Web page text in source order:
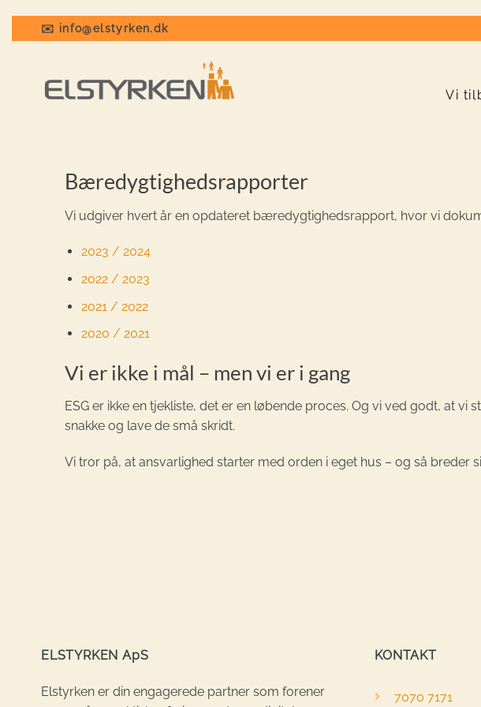
✉️ info@elstyrken.dk
Vi
Bæredygtighedsrapporter
Vi udgiver hvert år en opdateret bæredygtighedsrapport, hvor vi
2023 / 2024
2022 / 2023
2021 / 2022
2020 / 2021
Vi er ikke i mål – men vi er i gang
ESG er ikke en tjekliste, det er en løbende proces. Og vi ved godt, at
snakke og lave de små skridt.
Vi tror på, at ansvarlighed starter med orden i eget hus – og så breder
ELSTYRKEN ApS
Elstyrken er din engagerede partner som forener
KONTAKT
7070 7171